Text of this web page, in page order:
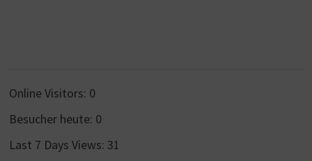
Online Visitors: 0
Besucher heute: 0
Last 7 Days Views: 31